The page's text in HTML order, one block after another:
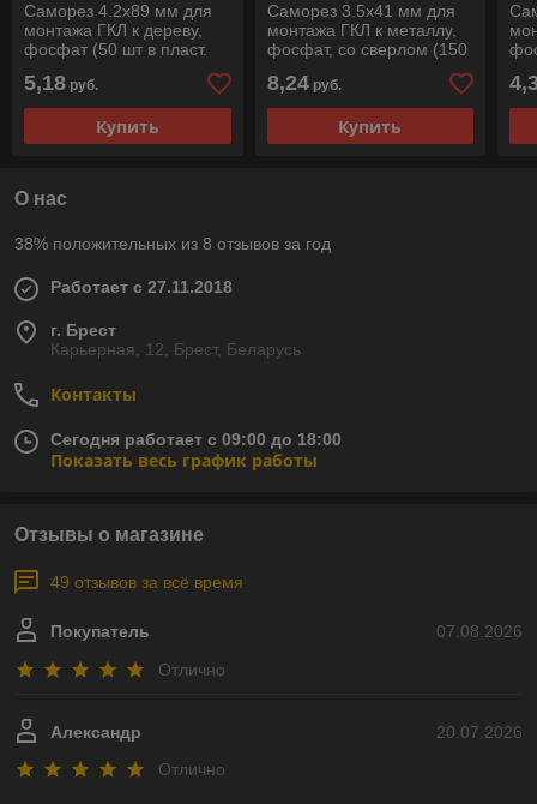
Саморез 4.2х89 мм для
монтажа ГКЛ к дереву,
фосфат (50 шт в пласт.
5,18 руб.
Купить
Саморез 3.5х41 мм для
монтажа ГКЛ к металлу,
фосфат, со сверлом (150
шт в пласт. конт.) STARFIX
8,24руб.
Купить
О нас
38% положительных из 8 отзывов за год
Работает с 27.11.2018
г. Брест
Карьерная, 12, Брест, Беларусь
Контакты
Сегодня работает с 09:00 до 18:00
Показать весь график работы
Отзывы о магазине
49 отзывов за всё время
07.08.2026
Покупатель
Отлично
20.07.2026
Александр
Отлично